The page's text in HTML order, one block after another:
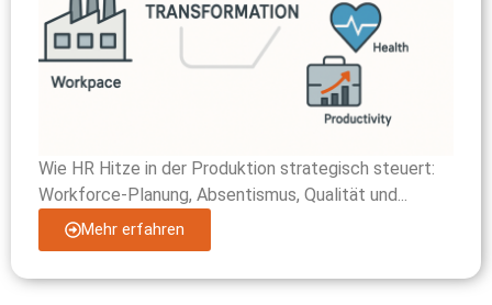
Wie HR Hitze in der Produktion strategisch steuert:
Workforce-Planung, Absentismus, Qualität und...
Mehr erfahren